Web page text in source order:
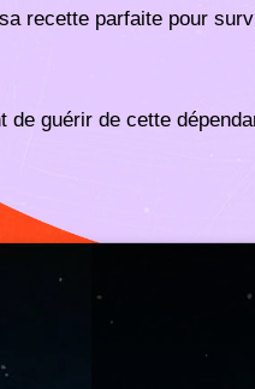
recette parfaite pour
de guérir de cette